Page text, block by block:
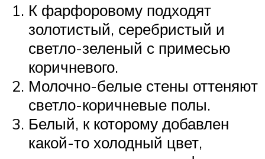
К фарфоровому подходят
золотистый, серебристый и
светло-зеленый с примесью
коричневого.
Молочно-белые стены оттеняют
светло-коричневые полы.
Белый, к которому добавлен
какой-то холодный цвет,